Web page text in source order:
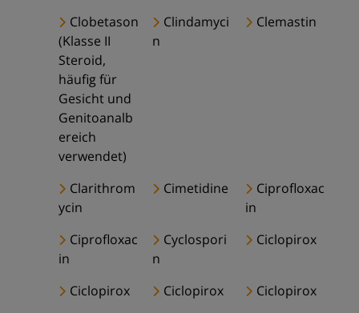
Clobetason
(Klasse II
Steroid,
häufig für
Gesicht und
Genitoanalb
ereich
verwendet)
Clindamyci
n
Clemastin
Clarithrom
ycin
Cimetidine
Ciprofloxac
in
Ciprofloxac
in
Cyclospori
n
Ciclopirox
Ciclopirox Ciclopirox
Ciclopirox